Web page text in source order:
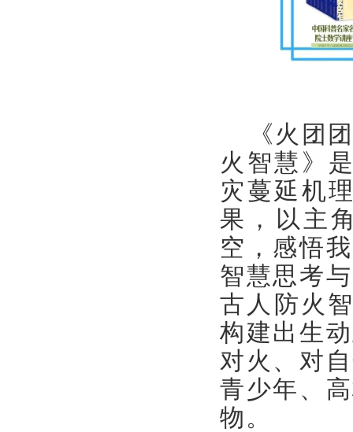
《火团
火智慧》
灾蔓延机
果，以主
空，感悟
智慧思考
古人防火
构建出生
对火、对
青少年、
物。